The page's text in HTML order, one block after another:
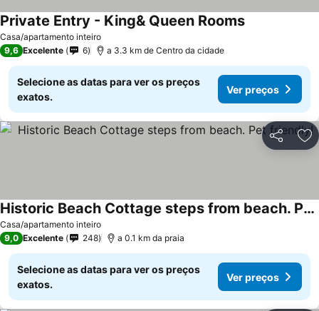
Casa/apartamento inteiro
Private Entry - King& Queen RoomsVer preços
9,6 Excelente 6 a 3.3 km de Centro da cidade
Selecione as datas para ver os preços
exatos.
Ver preços
Partilhar
Casa/apartamento inteiro
Historic Beach Cottage steps from beach. Pet friendly!
Ver preços
9,0 Excelente 248 a 0.1 km da praia
Selecione as datas para ver os preços
exatos.
Ver preços